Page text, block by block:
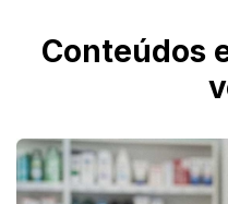
Conteúdos